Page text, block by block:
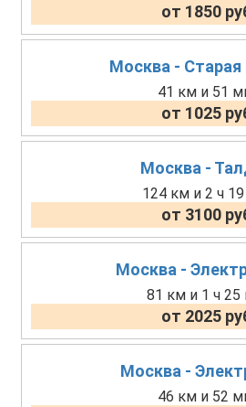
от 1850
Москва - Старая
41 км и 51
от 1025
Москва -
124 км и 2 ч
от 3100
Москва -
81 км и 1 ч 25
от 2025
Москва -
46 км и 52